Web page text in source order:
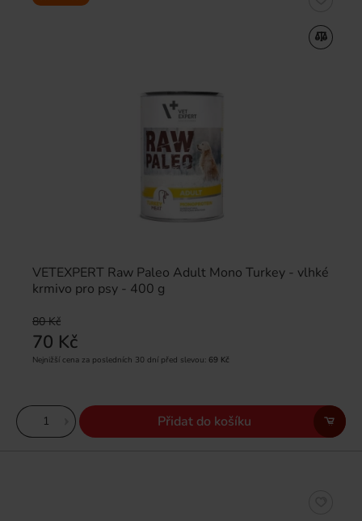
VETEXPERT Raw Paleo Adult Mono Turkey - vlhké
krmivo pro psy - 400 g
80 Kč
70 Kč
Nejnižší cena za posledních 30 dní před slevou: 69 Kč
Přidat do košíku